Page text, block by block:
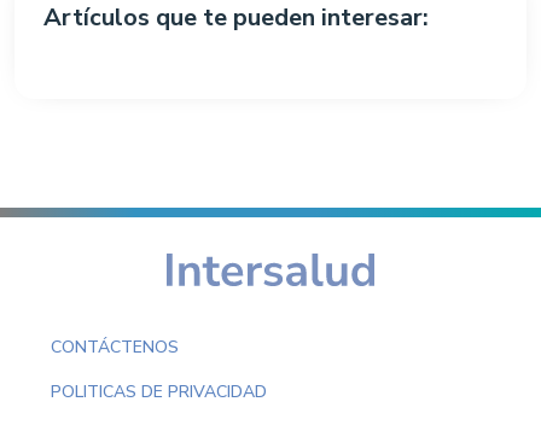
Artículos que te pueden interesar:
CONTÁCTENOS
POLITICAS DE PRIVACIDAD